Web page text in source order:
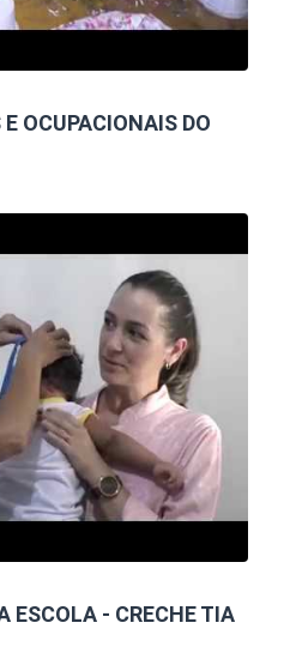
OCUPACIONAIS DO
ESCOLA - CRECHE TIA